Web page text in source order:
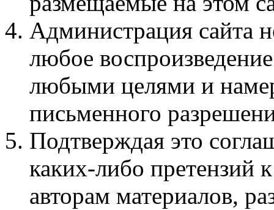
Администрация сайта
любое
любыми целями и
письменного
Подтверждая это
каких-либо претензий
авторам материалов,